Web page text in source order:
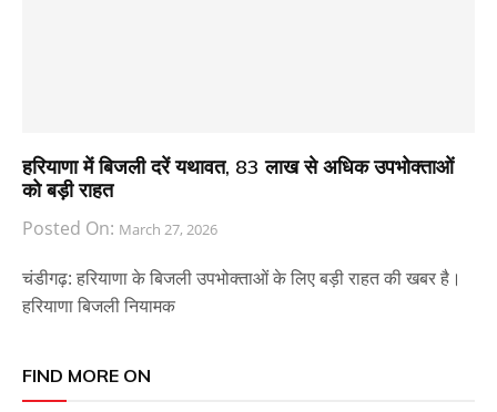
हरियाणा में बिजली दरें यथावत, 83 लाख से अधिक उपभोक्ताओं
को बड़ी राहत
Posted On: March 27, 2026
चंडीगढ़: हरियाणा के बिजली उपभोक्ताओं के लिए बड़ी राहत की खबर है।
हरियाणा बिजली नियामक
FIND MORE ON